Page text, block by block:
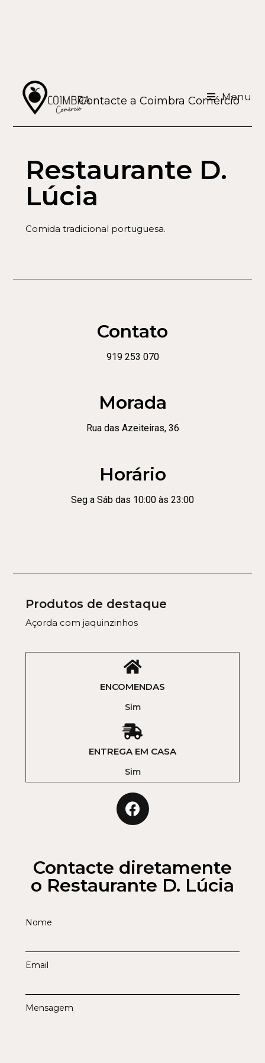
Menu
Contacte a Coimbra Comércio
Restaurante D.
Lúcia
Comida tradicional portuguesa.
Contato
919 253 070
Morada
Rua das Azeiteiras, 36
Horário
Seg a Sáb das 10:00 às 23:00
Produtos de destaque
Açorda com jaquinzinhos
ENCOMENDAS
Sim
ENTREGA EM CASA
Sim
Contacte diretamente
o Restaurante D. Lúcia
Nome
Email
Mensagem